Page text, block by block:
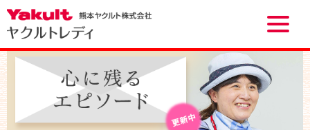
Toggle